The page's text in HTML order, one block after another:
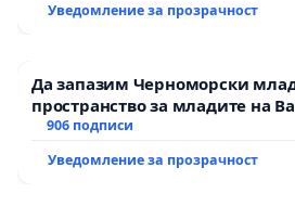
Уведомление за прозрачност
Да запазим Черноморски
пространство за младите на
906 подписи
Уведомление за прозрачност